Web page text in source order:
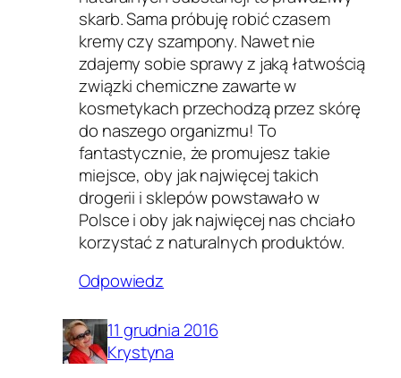
skarb. Sama próbuję robić czasem
kremy czy szampony. Nawet nie
zdajemy sobie sprawy z jaką łatwością
związki chemiczne zawarte w
kosmetykach przechodzą przez skórę
do naszego organizmu! To
fantastycznie, że promujesz takie
miejsce, oby jak najwięcej takich
drogerii i sklepów powstawało w
Polsce i oby jak najwięcej nas chciało
korzystać z naturalnych produktów.
Odpowiedz
11 grudnia 2016
Krystyna